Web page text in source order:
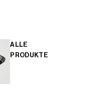
ALLE
PRODUKTE